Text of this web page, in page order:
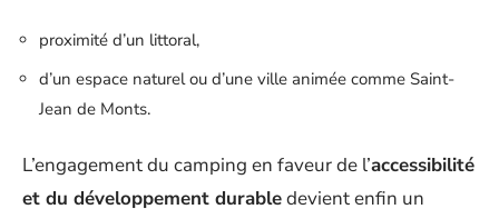
proximité d’un littoral,
d’un espace naturel ou d’une ville animée comme Saint-
Jean de Monts.
L’engagement du camping en faveur de l’accessibilité
et du développement durabledevient enfin un